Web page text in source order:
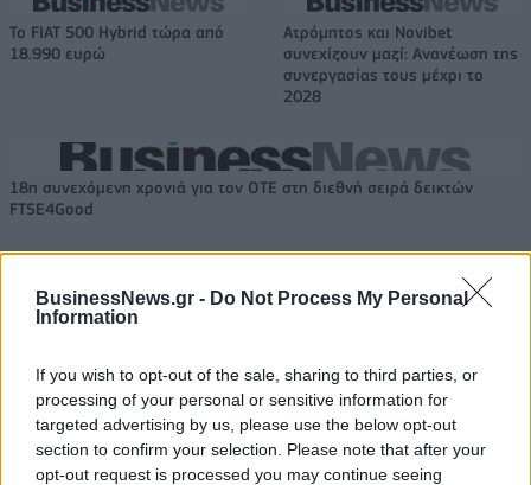
BusinessNews.gr - Do Not Process My Personal
Information
If you wish to opt-out of the sale, sharing to third parties, or
processing of your personal or sensitive information for
targeted advertising by us, please use the below opt-out
section to confirm your selection. Please note that after your
opt-out request is processed you may continue seeing
Το FIAT 500 Hybrid τώρα από
18.990 ευρώ
Ατρόμητος και Novibet
συνεχίζουν μαζί: Ανανέωση της
συνεργασίας τους μέχρι το
2028
18η συνεχόμενη χρονιά για τον ΟΤΕ στη διεθνή σειρά δεικτών
FTSE4Good
Alpha Bank: Για πρώτη φορά το Αρχαίο Θέατρο Επιδαύρου άνοιξε τις
πύλες του σε όλους
ΠΕΡΙΣΣΌΤΕΡΑ ΣΕ ΑΥΤΉ ΤΗΝ ΚΑΤΗΓΟΡΊΑ